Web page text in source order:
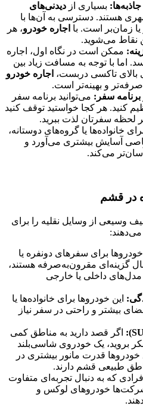
بسیاری از دیدنی‌های
هستند. دسترسی به آن‌ها با
زمان‌بر است. با اجاره خودرو، هر
نقاط می‌شوید.
ممکن است در نگاه اول، اجاره
اما با توجه به مسافت زیاد بین
بالای تاکسی دربست، اجاره خودرو
و بهینه‌تر است.
برنامه سفر: می‌توانید برنامه سفر
کنید. هر کجا خواستید توقف کنید
لحظه سفرتان لذت ببرید.
خانواده‌ها یا گروه‌های دوستانه،
آسایش بیشتری می‌آورد و
می‌کند.
در قشم
وسیعی از وسایل نقلیه را برای
می‌دهند:
خودروها برای سفرهای دونفره یا
گزینه‌ای مقرون‌به‌صرفه هستند،
داخلی یا خارجی
این خودروها برای خانواده‌ها یا
بیشتر و راحتی در سفر نیاز
اگر قصد دارید به مناطق کمی
بروید، یک خودروی شاسی‌بلند
خودروها قدرت مانور بیشتری در
طبیعی قشم دارند.
که به دنبال تجربه‌ای متفاوت
خودروهای لوکس و